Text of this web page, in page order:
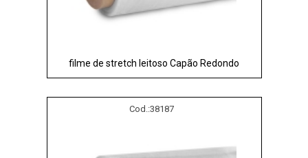
filme de stretch leitoso Capão Redondo
Cod.:38187